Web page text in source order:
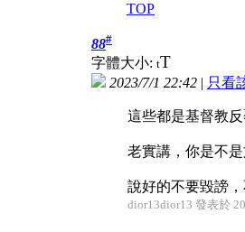
TOP
88#
字體大小: tT
2023/7/1 22:42 | 只看
這些都是基督教反
老實講，你是不是
說好的不要毀謗
dior13dior13 發表於